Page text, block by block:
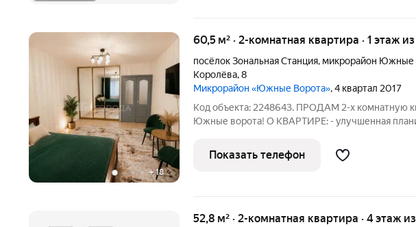
+18
60,5 м² · 2-комнатная квартира · 1 этаж
посёлок Зональная Станция, микрорайон Южные
Королёва,8
Микрорайон «Южные Ворота», 4 квартал 2017
Код объекта: 2248643. ПРОДАМ 2-х комнатную
Южные ворота! О КВАРТИРЕ: - улучшенная
вместительным шкафом-купе - просторная кухня
просторные
Показать телефон
52,8 м² · 2-комнатная квартира · 4 этаж